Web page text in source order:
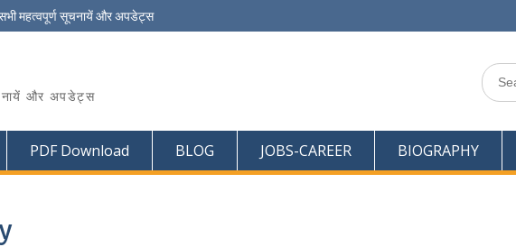
महत्वपूर्ण सूचनायें और अपडेट्स
और अपडेट्स
Search
for:
PDF Download BLOG JOBS-CAREER BIOGRAPHY